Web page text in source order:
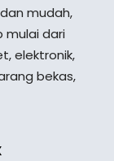
mudah,
mulai dari
elektronik,
bekas,